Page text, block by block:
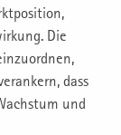
Die
dass
und